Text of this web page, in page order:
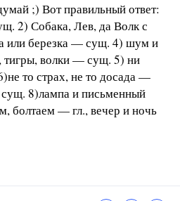
;) Вот правильный ответ:
2) Собака, Лев, да Волк с
или березка — сущ. 4) шум и
волки — сущ. 5) ни
то страх, не то досада —
8)лампа и письменный
болтаем — гл., вечер и ночь